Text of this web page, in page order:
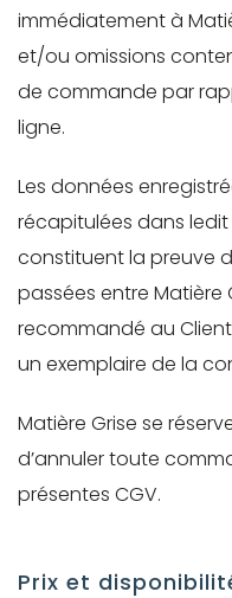
immédiatement à
et/ou omissions
de commande par
ligne.
Les données
récapitulées dans
constituent la preuve
passées entre Matière
recommandé au
un exemplaire de la
Matière Grise se
d’annuler toute
présentes CGV.
Prix et